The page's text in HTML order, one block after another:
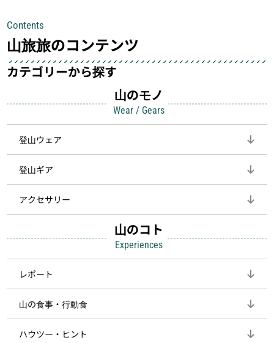
して安全にしてくれます
Contents
山旅旅のコンテンツ
カテゴリーから探す
山のモノ
Wear / Gears
登山ウェア
登山ギア
アクセサリー
山のコト
Experiences
レポート
山の食事・行動食
ハウツー・ヒント